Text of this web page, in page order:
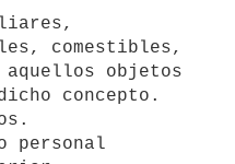
comestibles,
objetos
concepto.